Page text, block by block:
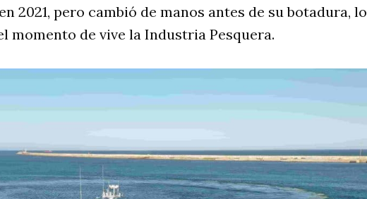
2021, pero cambió de manos antes de su botadura, lo
momento de vive la Industria Pesquera.